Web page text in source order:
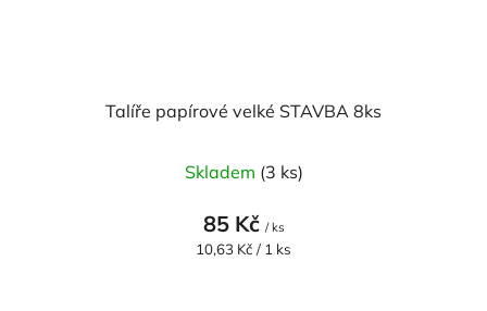
Talíře papírové velké STAVBA 8ks
Skladem (3 ks)
85 Kč / ks
Měrná
10,63 Kč / 1 ks